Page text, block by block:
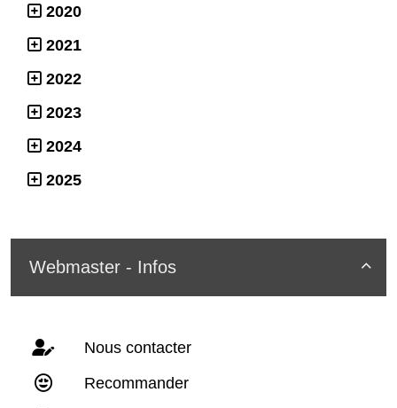
2020
2021
2022
2023
2024
2025

Webmaster - Infos
Nous contacter
Recommander